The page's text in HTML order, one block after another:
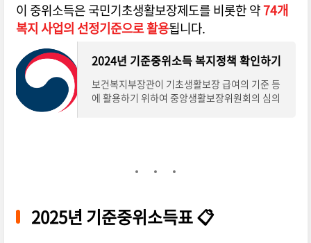
이 중위소득은 국민기초생활보장제도를 비롯한 약74개
복지 사업의 선정기준으로 활용됩니다.
2024년 기준중위소득 복지정책 확인하기
보건복지부장관이 기초생활보장 급여의 기준 등
에 활용하기 위하여 중앙생활보장위원회의 심의
2025년 기준중위소득표 📋